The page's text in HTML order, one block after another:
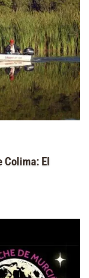
Colima: El